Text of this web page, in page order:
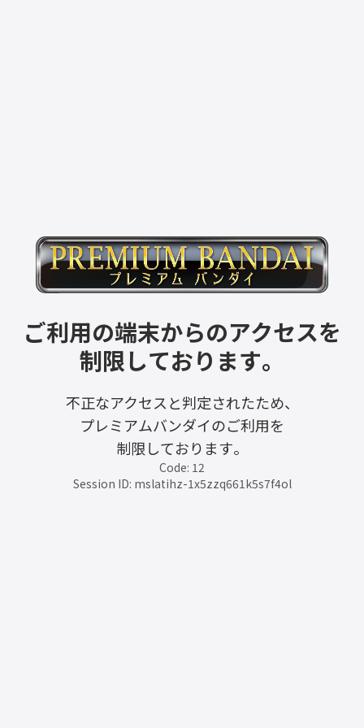
ご利用の端末からのアクセスを
制限しております。
不正なアクセスと判定されたため、
プレミアムバンダイのご利用を
制限しております。
Code: 12
Session ID: mslatihz-1x5zzq661k5s7f4ol